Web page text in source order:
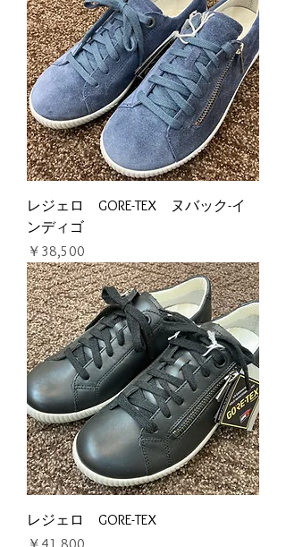
レジェロ GORE-TEX ヌバック-イ
ンディゴ
価格
￥38,500
レジェロ GORE-TEX
価格